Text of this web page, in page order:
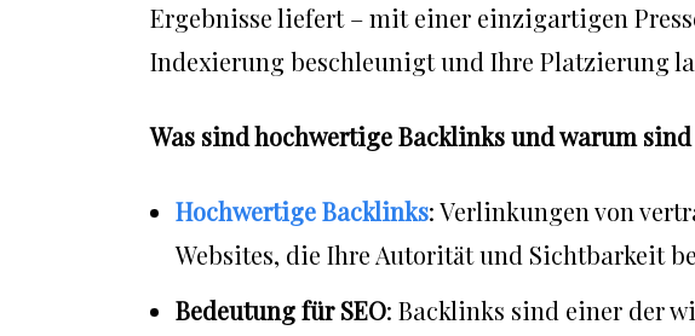
Ergebnisse liefert – mit einer einzigartigen
Indexierung beschleunigt und Ihre Platzierung
Was sind hochwertige Backlinks und warum
Hochwertige Backlinks: Verlinkungen von
Websites, die Ihre Autorität und Sichtbarkeit
Bedeutung für SEO: Backlinks sind einer der